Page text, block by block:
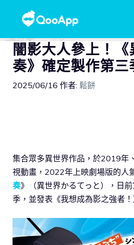
闇影大人參上！
奏》確定製作第三
2025/06/16 作者: 鬆餅
集合眾多異世界作品，於2019年
視動畫，2022年上映劇場版的人
奏》（異世界かるてっと），日
季，並發表《我想成為影之強者！